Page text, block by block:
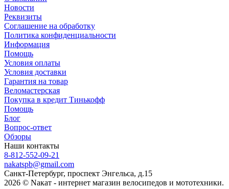
Новости
Реквизиты
Соглашение на обработку
Политика конфиденциальности
Информация
Помощь
Условия оплаты
Условия доставки
Гарантия на товар
Веломастерская
Покупка в кредит Тинькофф
Помощь
Блог
Вопрос-ответ
Обзоры
Наши контакты
8-812-552-09-21
nakatspb@gmail.com
Санкт-Петербург, проспект Энгельса, д.15
2026 © Nакат - интернет магазин велосипедов и мототехники.